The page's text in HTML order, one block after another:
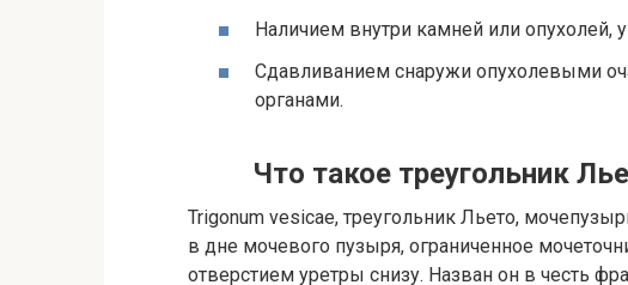
Наличием внутри камней или
Сдавливанием снаружи опухолевыми
органами.
Что такое треугольник
Trigonum vesicae, треугольник Льето,
в дне мочевого пузыря, ограниченное
отверстием уретры снизу. Назван он в честь